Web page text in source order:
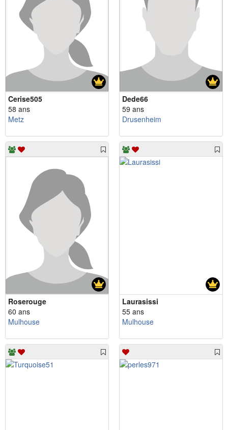
Cerise505
58 ans
Metz
Dede66
59 ans
Drusenheim
Roserouge
60 ans
Mulhouse
Laurasissi
55 ans
Mulhouse